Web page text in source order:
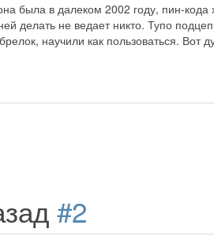
была в далеком 2002 году, пин-кода
делать не ведает никто. Тупо
научили как пользоваться. Вот
#2